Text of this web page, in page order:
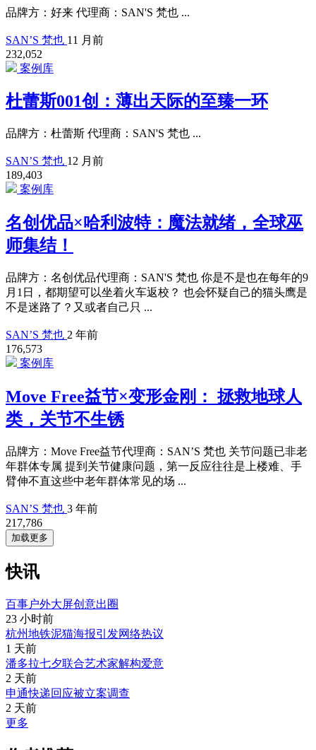
品牌方：好来 代理商：SAN'S 梵也 ...
SAN’S 梵也 11 月前
232,052
案例库
杜蕾斯001创：薄出天际的至臻一环
品牌方：杜蕾斯 代理商：SAN'S 梵也 ...
SAN’S 梵也 12 月前
189,403
案例库
名创优品×哈利波特：魔法就绪，全球巫
师集结！
品牌方：名创优品代理商：SAN'S 梵也 你是不是也在每年的9
月1日，都期望可以坐着火车返校？ 也会怀疑自己的猫头鹰是
不是迷路了？又或者自己只 ...
SAN’S 梵也 2 年前
176,573
案例库
Move Free益节×变形金刚： 拯救地球人
类，关节不生锈
品牌方：Move Free益节代理商：SAN’S 梵也 关节问题已非老
年群体专属 提到关节健康问题，第一反应往往是上楼难、手
臂伸不直这些中老年群体常见的场 ...
SAN’S 梵也 3 年前
217,786
加载更多
快讯
百事户外大屏创意出圈
23 小时前
杭州地铁泥猫海报引发网络热议
1 天前
潘多拉七夕联合艺术家解构爱意
2 天前
申通快递回应被立案调查
2 天前
更多